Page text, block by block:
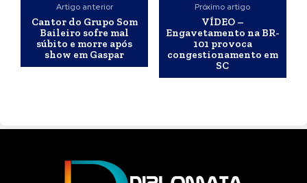
Artigo anterior
Cantor do Grupo Som
Baileiro sofre mal
súbito e morre após
show em Gaspar
Próximo artigo
VÍDEO –
Engavetamento na BR-
101 provoca
congestionamento em
SC